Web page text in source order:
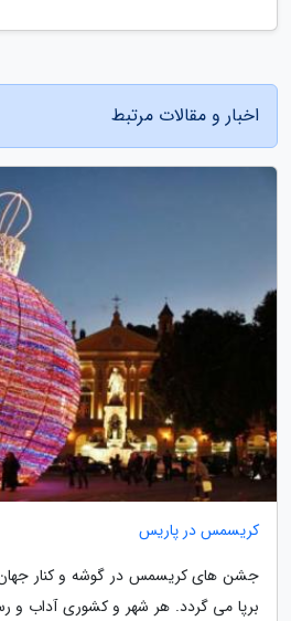
اخبار و مقالات مرتبط
کریسمس در پاریس
جشن های کریسمس در گوشه و کنار
برپا می گردد. هر شهر و کشوری آداب